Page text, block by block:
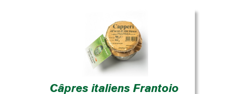
Câpres italiens Frantoio